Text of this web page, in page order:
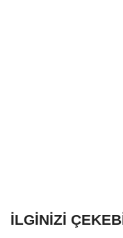
İLGINIZI